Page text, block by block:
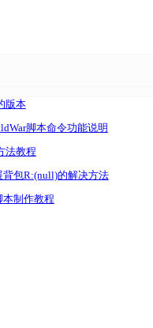
版本
脚本命令功能说明
法教程
包R:(null)的解决方法
制作教程